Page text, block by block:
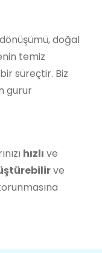
doğal
temiz
süreçtir. Biz
gurur
hızlı ve
ve